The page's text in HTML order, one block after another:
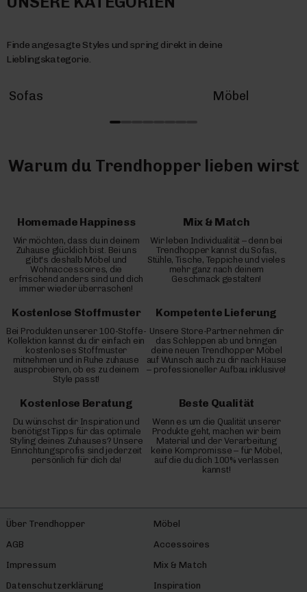
Finde angesagte Styles und spring direkt in deine
Lieblingskategorie.
Sofas Möbel
Warum du Trendhopper lieben wirst
Homemade Happiness
Wir möchten, dass du in deinem
Zuhause glücklich bist. Bei uns
gibt's deshalb Möbel und
Wohnaccessoires, die
erfrischend anders sind und dich
immer wieder überraschen!
Mix & Match
Wir leben Individualität – denn bei
Trendhopper kannst du Sofas,
Stühle, Tische, Teppiche und vieles
mehr ganz nach deinem
Geschmack gestalten!
Kostenlose Stoffmuster
Bei Produkten unserer 100-Stoffe-
Kollektion kannst du dir einfach ein
kostenloses Stoffmuster
mitnehmen und in Ruhe zuhause
ausprobieren, ob es zu deinem
Style passt!
Kompetente Lieferung
Unsere Store-Partner nehmen dir
das Schleppen ab und bringen
deine neuen Trendhopper Möbel
auf Wunsch auch zu dir nach Hause
– professioneller Aufbau inklusive!
Kostenlose Beratung
Du wünschst dir Inspiration und
benötigst Tipps für das optimale
Styling deines Zuhauses? Unsere
Einrichtungsprofis sind jederzeit
persönlich für dich da!
Beste Qualität
Wenn es um die Qualität unserer
Produkte geht, machen wir beim
Material und der Verarbeitung
keine Kompromisse – für Möbel,
auf die du dich 100% verlassen
kannst!
Über Trendhopper
AGB
Impressum
Datenschutzerklärung
Möbel
Accessoires
Mix & Match
Inspiration